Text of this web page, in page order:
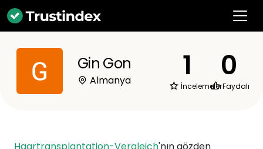
Gin Gon
Almanya 1
İncelemeler
0
Faydalı